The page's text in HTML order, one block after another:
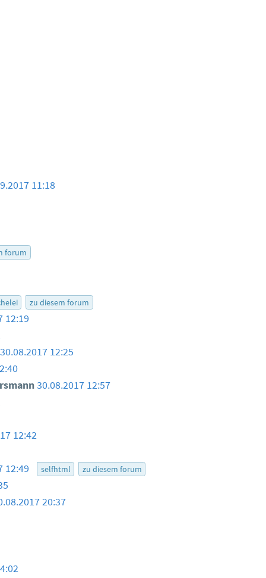
11:18
forum
zu diesem forum
12:19
30.08.2017 12:25
30.08.2017 12:57
12:42
12:49 selfhtml zu diesem forum
20:37